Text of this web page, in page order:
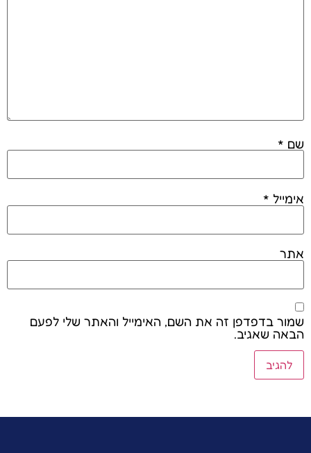
שם *
אימייל *
אתר
שמור בדפדפן זה את השם, האימייל והאתר שלי לפעם
הבאה שאגיב.